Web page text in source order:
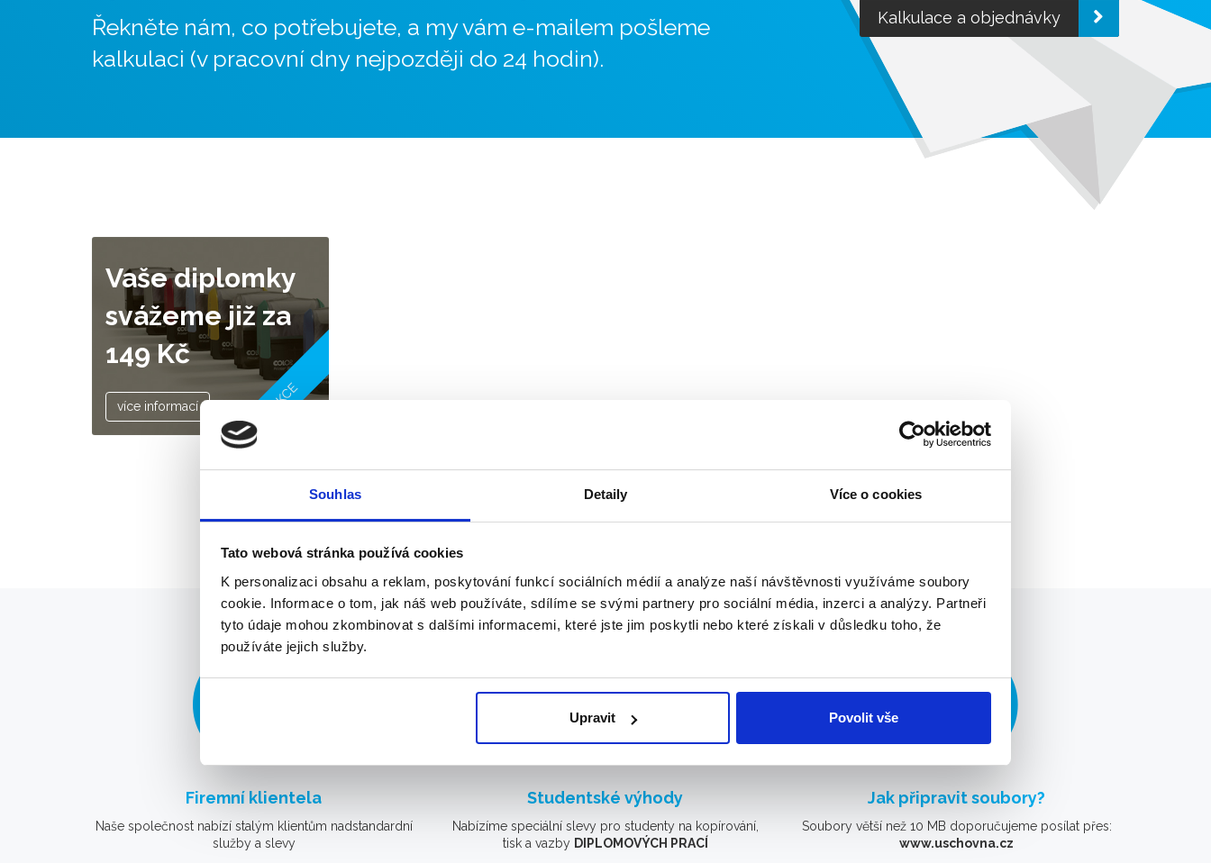
Souhlas Detaily Více o cookies
Tato webová stránka používá cookies
K personalizaci obsahu a reklam, poskytování funkcí sociálních médií a analýze naší návštěvnosti využíváme soubory
cookie. Informace o tom, jak náš web používáte, sdílíme se svými partnery pro sociální média, inzerci a analýzy. Partneři
tyto údaje mohou zkombinovat s dalšími informacemi, které jste jim poskytli nebo které získali v důsledku toho, že
používáte jejich služby.
Upravit Povolit vše
Řekněte nám, co potřebujete, a my vám e-mailem pošleme
kalkulaci (v pracovní dny nejpozději do 24 hodin).
Kalkulace a objednávky
Vaše diplomky
svážeme již za
149 Kč
více informací AKCE
Firemní klientela
Naše společnost nabízí stalým klientům nadstandardní
služby a slevy
Studentské výhody
Nabízíme speciální slevy pro studenty na kopírování,
tisk a vazby DIPLOMOVÝCH PRACÍ
Jak připravit soubory?
Soubory větší než 10 MB doporučujeme posílat přes:
www.uschovna.cz